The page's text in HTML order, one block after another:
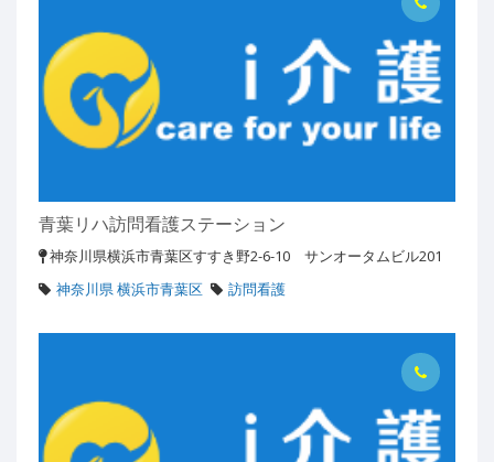
青葉リハ訪問看護ステーション
神奈川県横浜市青葉区すすき野2-6-10 サンオータムビル201
神奈川県 横浜市青葉区
訪問看護